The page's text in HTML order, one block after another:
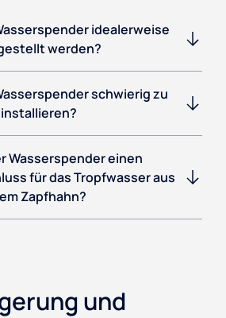
idealerweise
werden?
schwierig zu
installieren?
Wasserspender einen
für das Tropfwasser aus
Zapfhahn?
und